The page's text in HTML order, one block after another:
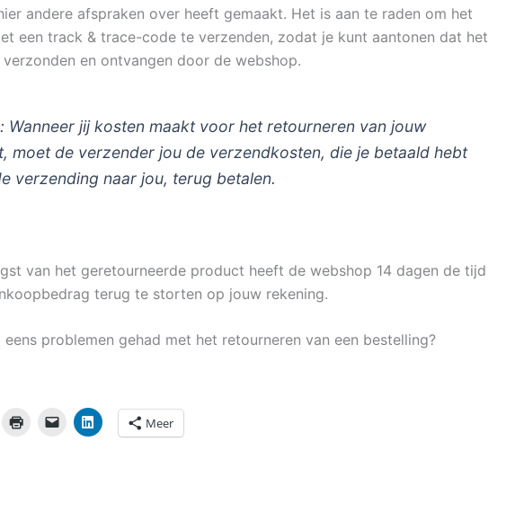
andere afspraken over heeft gemaakt. Het is aan te raden om het
een track & trace-code te verzenden, zodat je kunt aantonen dat het
en ontvangen door de webshop.
Wanneer jij kosten maakt voor het retourneren van jouw
moet de verzender jou de verzendkosten, die je betaald hebt
verzending naar jou, terug betalen.
van het geretourneerde product heeft de webshop 14 dagen de tijd
terug te storten op jouw rekening.
eens problemen gehad met het retourneren van een bestelling?
Meer